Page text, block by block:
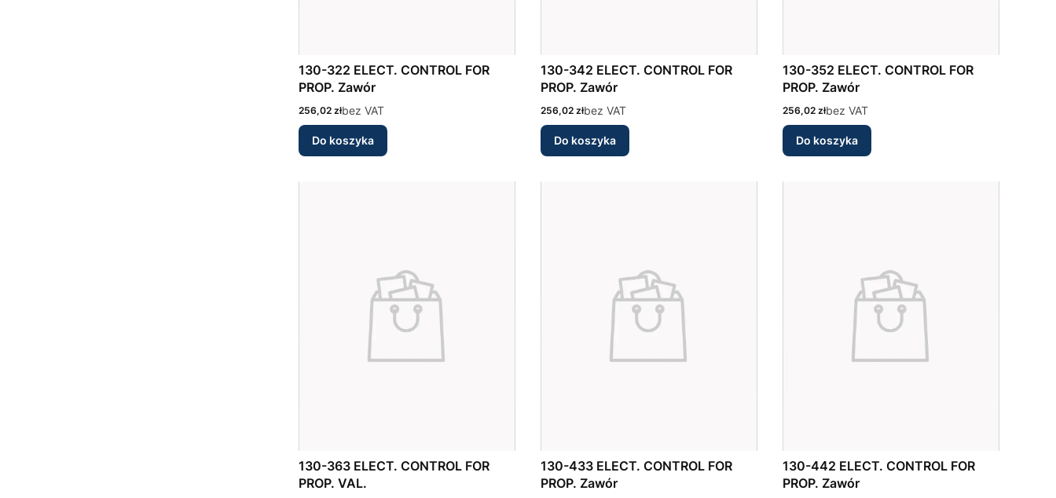
130-322 ELECT. CONTROL FOR
PROP. Zawór
Cena
256,02 złbez VAT
Do koszyka
130-342 ELECT. CONTROL FOR
PROP. Zawór
Cena
256,02 złbez VAT
Do koszyka
130-352 ELECT. CONTROL FOR
PROP. Zawór
Cena
256,02 złbez VAT
Do koszyka
130-363 ELECT. CONTROL FOR
PROP. VAL.
130-433 ELECT. CONTROL FOR
PROP. Zawór
130-442 ELECT. CONTROL FOR
PROP. Zawór